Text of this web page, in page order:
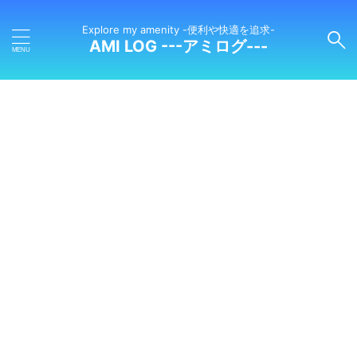
Explore my amenity -便利や快適を追求-
AMI LOG ---アミログ---